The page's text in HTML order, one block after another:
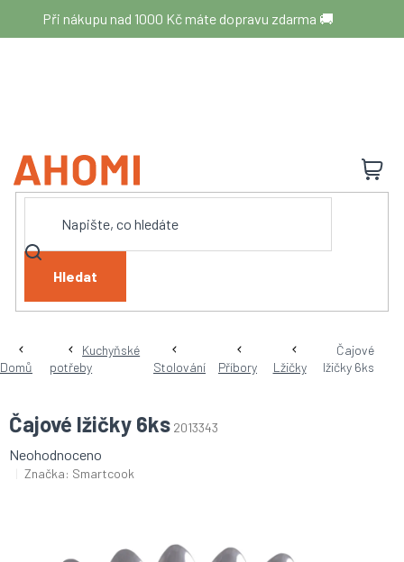
obsah
Při nákupu nad 1000 Kč máte dopravu zdarma 🚚
Hledat
Domů
Kuchyňské
potřeby
Stolování Příbory Lžičky
Čajové
lžičky 6ks
Čajové lžičky 6ks 2013343
Průměrné
hodnocení
Neohodnoceno
Značka: Smartcook